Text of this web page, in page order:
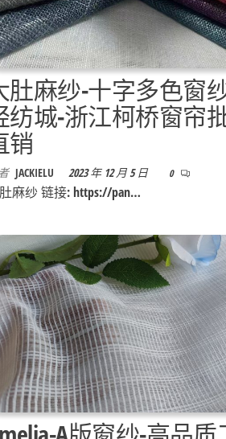
肚麻纱-十字多色窗
纺城-浙江柯桥窗帘
销
JACKIELU 2023 年 12 月 5 日 0
麻纱 链接: https://pan…